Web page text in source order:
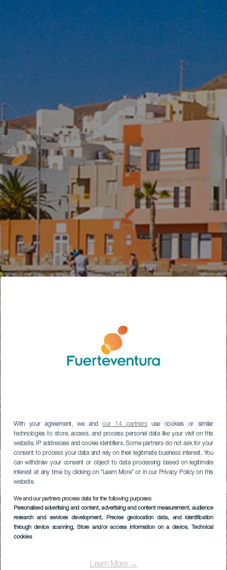
With your agreement, we andour 14 partnersuse cookies or similar
technologies to store, access, and process personal data like your visit on this
website, IP addresses and cookie identifiers. Some partners do not ask for your
consent to process your data and rely on their legitimate business interest. You
can withdraw your consent or object to data processing based on legitimate
interest at any time by clicking on “Learn More” or in our Privacy Policy on this
website.
We and our partners process data for the following purposes:
Personalised advertising and content, advertising and content measurement, audience
research and services development, Precise geolocation data, and identification
through device scanning, Store and/or access information on a device, Technical
cookies
Learn More →